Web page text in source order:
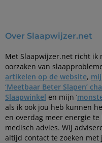
Over Slaapwijzer.net
Met Slaapwijzer.net richt ik
oorzaken van
artikelen op de website,
‘Meetbaar Beter Slapen’
Slaapwinkel en mijn ‘
als ik ook jou heb kunnen
en overdag meer energie
medisch advies. Wij
altijd contact te zoeken met